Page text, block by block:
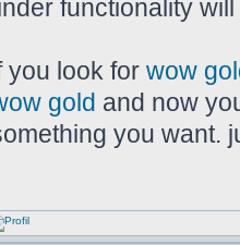
functionality
you look for wow
gold and now
you want.